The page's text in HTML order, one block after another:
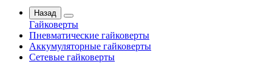
Назад
Гайковерты
Пневматические гайковерты
Аккумуляторные гайковерты
Сетевые гайковерты